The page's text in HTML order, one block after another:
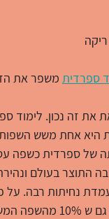
ספרדית משפר את
את זה נכון. לימוד
היא אחת משש
של ספרדית כשפה
בגובה התוצר בעולם
היא בספרדית?